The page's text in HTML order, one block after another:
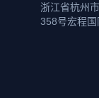
浙江省杭州
358号宏程